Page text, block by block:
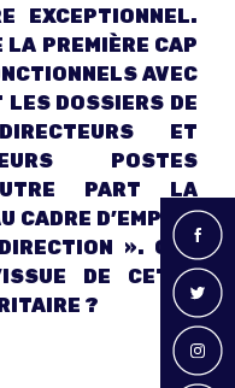
EXCEPTIONNEL.
LA PREMIÈRE CAP
AVEC
LES DOSSIERS DE
ET
POSTES
PART LA
CADRE D’EMPLOI
». QUE
DE CETTE
?